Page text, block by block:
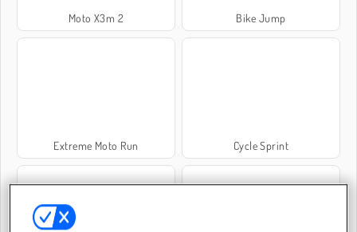
Moto X3m 2 Bike Jump
Extreme Moto Run Cycle Sprint